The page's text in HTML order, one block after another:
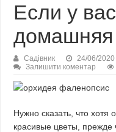
Если у
домашняя
Садівник 24/06/2020
Залишити коментар
Нужно сказать, что хотя
красивые цветы, прежде